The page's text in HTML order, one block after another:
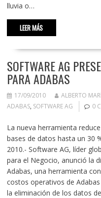
lluvia o…
LEER MÁS
SOFTWARE AG
PARA ADABAS
17/09/2010 ALBERTO
ADABAS, SOFTWARE AG 0
La nueva herramienta
bases de datos hasta un 30
2010.- Software AG, líder
para el Negocio, anunció la
Adabas, una herramienta
costos operativos de
la eliminación de los datos